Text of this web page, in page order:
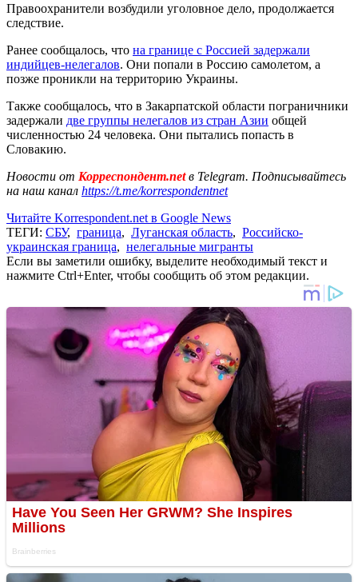
Правоохранители возбудили уголовное дело, продолжается
следствие.
Ранее сообщалось, что на границе с Россией задержали
индийцев-нелегалов. Они попали в Россию самолетом, а
позже проникли на территорию Украины.
Также сообщалось, что в Закарпатской области пограничники
задержали две группы нелегалов из стран Азии общей
численностью 24 человека. Они пытались попасть в
Словакию.
Новости от Корреспондент.netв Telegram. Подписывайтесь
на наш канал https://t.me/korrespondentnet
Читайте Korrespondent.net в Google News
ТЕГИ: СБУ, граница, Луганская область, Российско-
украинская граница, нелегальные мигранты
Если вы заметили ошибку, выделите необходимый текст и
нажмите Ctrl+Enter, чтобы сообщить об этом редакции.